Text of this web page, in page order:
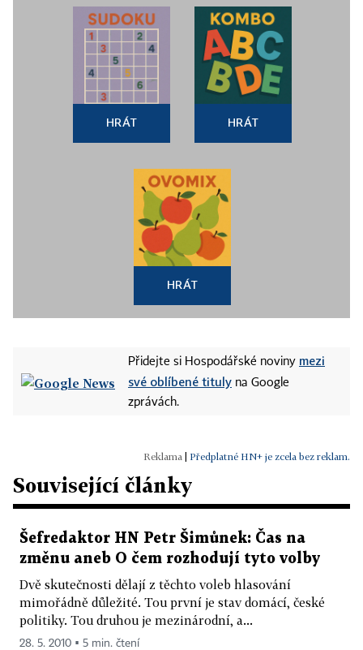
HRÁT HRÁT
HRÁT
Přidejte si Hospodářské noviny mezi
své oblíbené tituly na Google
zprávách.
Předplatné HN+ je zcela bez reklam.
Související články
Šefredaktor HN Petr Šimůnek: Čas na
změnu aneb O čem rozhodují tyto volby
Dvě skutečnosti dělají z těchto voleb hlasování
mimořádně důležité. Tou první je stav domácí, české
politiky. Tou druhou je mezinárodní, a...
28. 5. 2010 ▪ 5 min. čtení